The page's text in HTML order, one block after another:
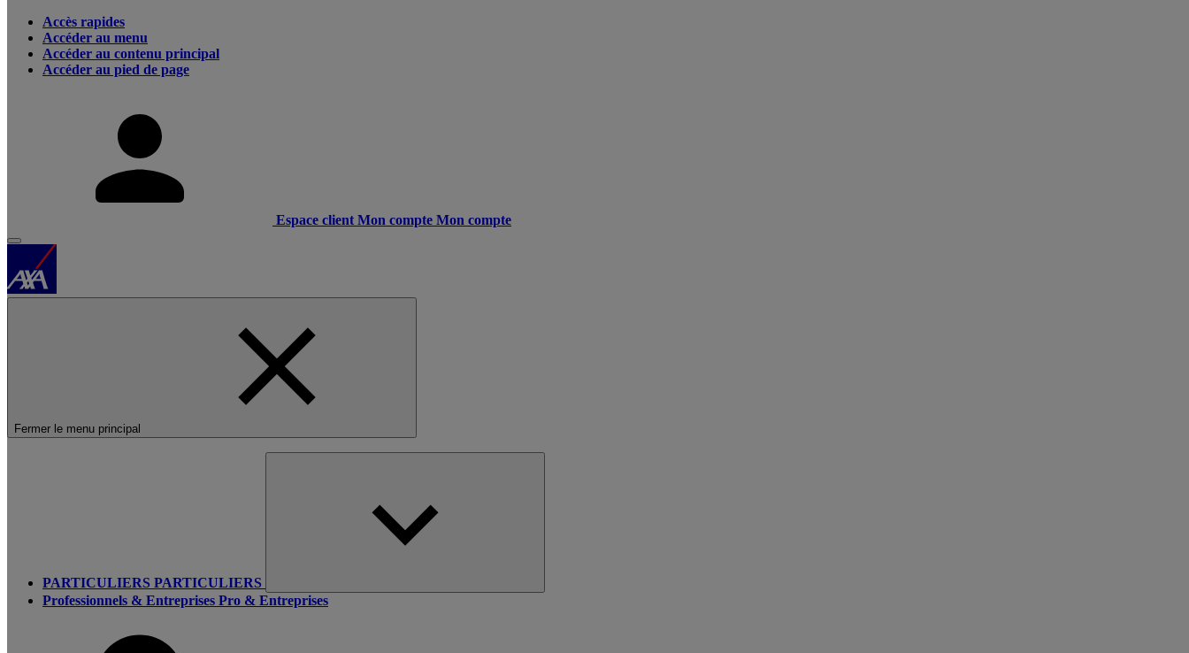
Accès rapides
Accéder au menu
Accéder au contenu principal
Accéder au pied de page
Espace client Mon compte Mon compte
Fermer le menu principal
PARTICULIERS PARTICULIERS
Professionnels & Entreprises Pro & Entreprises